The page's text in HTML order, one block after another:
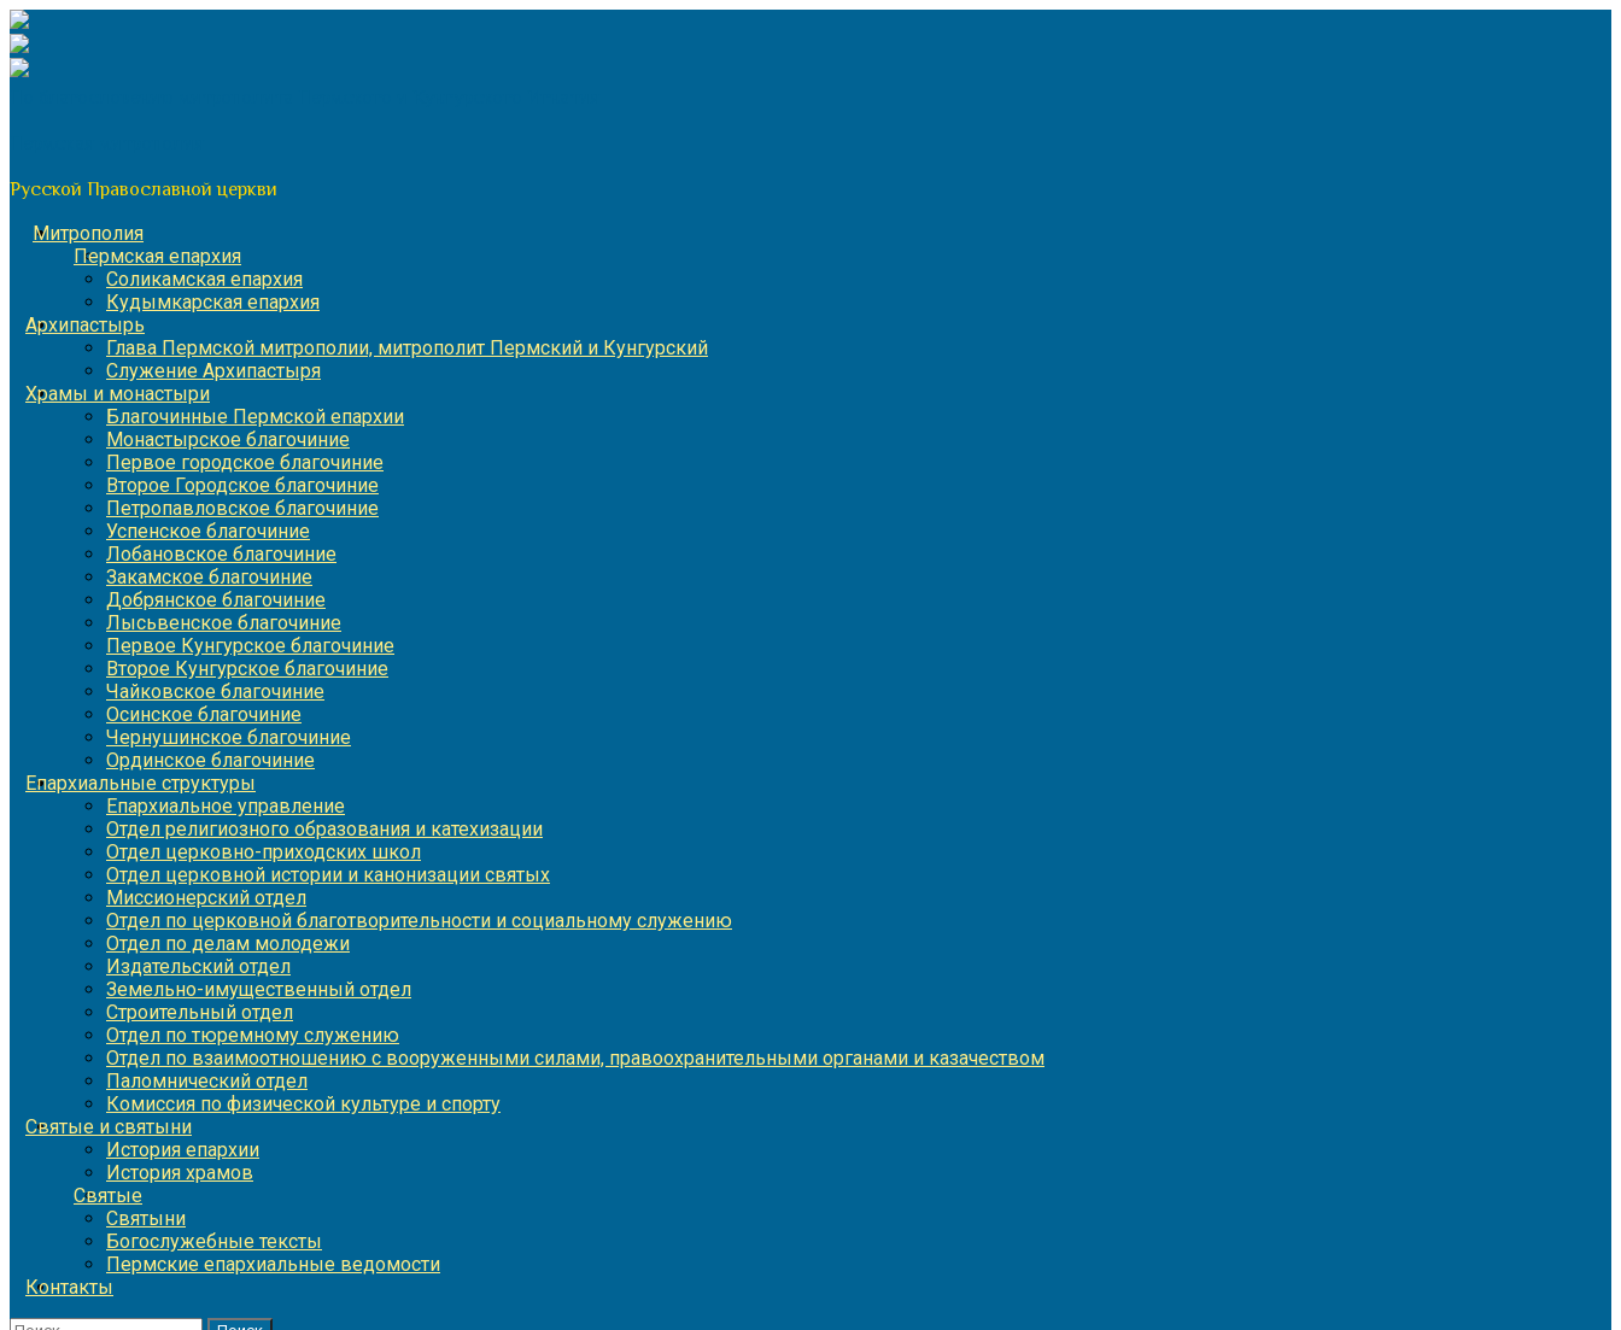
Перейти
к
содержимому
Русской Православной церкви
Митрополия
Пермская епархия
Соликамская епархия
Кудымкарская епархия
Архипастырь
Глава Пермской митрополии, митрополит Пермский и Кунгурский
Служение Архипастыря
Храмы и монастыри
Благочинные Пермской епархии
Монастырское благочиние
Первое городское благочиние
Второе Городское благочиние
Петропавловское благочиние
Успенское благочиние
Лобановское благочиние
Закамское благочиние
Добрянское благочиние
Лысьвенское благочиние
Первое Кунгурское благочиние
Второе Кунгурское благочиние
Чайковское благочиние
Осинское благочиние
Чернушинское благочиние
Ординское благочиние
Епархиальные структуры
Епархиальное управление
Отдел религиозного образования и катехизации
Отдел церковно-приходских школ
Отдел церковной истории и канонизации святых
Миссионерский отдел
Отдел по церковной благотворительности и социальному служению
Отдел по делам молодежи
Издательский отдел
Земельно-имущественный отдел
Строительный отдел
Отдел по тюремному служению
Отдел по взаимоотношению с вооруженными силами, правоохранительными органами и казачеством
Паломнический отдел
Комиссия по физической культуре и спорту
Святые и святыни
История епархии
История храмов
Святые
Святыни
Богослужебные тексты
Пермские епархиальные ведомости
Контакты